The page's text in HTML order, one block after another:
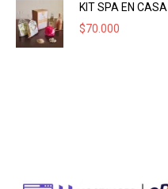
KIT SPA EN
$70.000